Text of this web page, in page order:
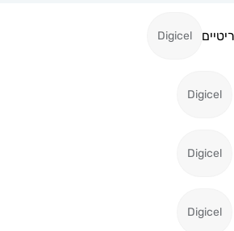
Digicel
Digicel
Digicel
Digicel